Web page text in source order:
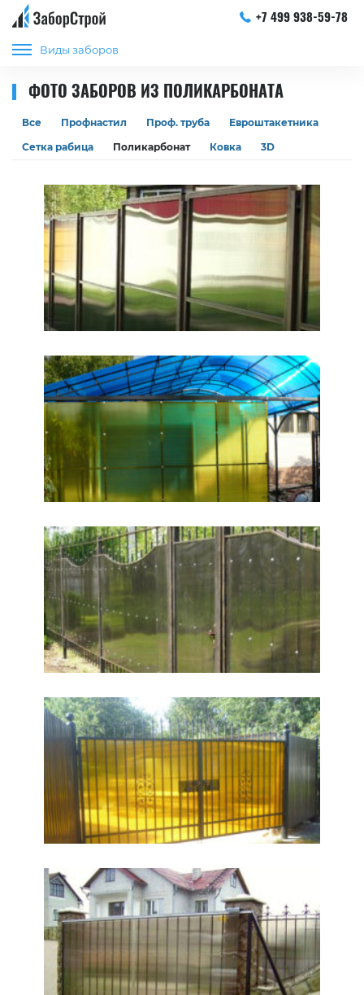
+7 499 938-59-78
Виды заборов
ФОТО ЗАБОРОВ ИЗ ПОЛИКАРБОНАТА
Все Профнастил Проф. труба
Евроштакетника
Сетка рабица
Поликарбонат Ковка 3D